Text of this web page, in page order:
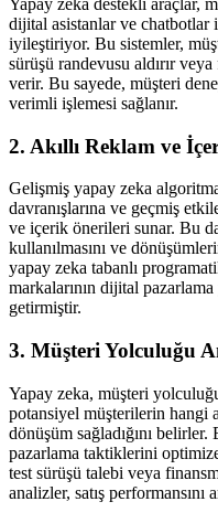
dijital asistanlar ve chatbotlar
iyileştiriyor. Bu sistemler,
sürüşü randevusu aldırır
verir. Bu sayede, müşteri
verimli işlemesi sağlanır.
2. Akıllı Reklam ve
Gelişmiş yapay zeka
davranışlarına ve geçmiş
ve içerik önerileri sunar. Bu
kullanılmasını ve
yapay zeka tabanlı
markalarının dijital pazarlama
getirmiştir.
3. Müşteri Yolculuğu
Yapay zeka, müşteri
potansiyel müşterilerin hangi
dönüşüm sağladığını belirler.
pazarlama taktiklerini
test sürüşü talebi veya
analizler, satış